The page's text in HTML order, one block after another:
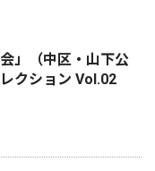
」（中区・山下公
クション Vol.02